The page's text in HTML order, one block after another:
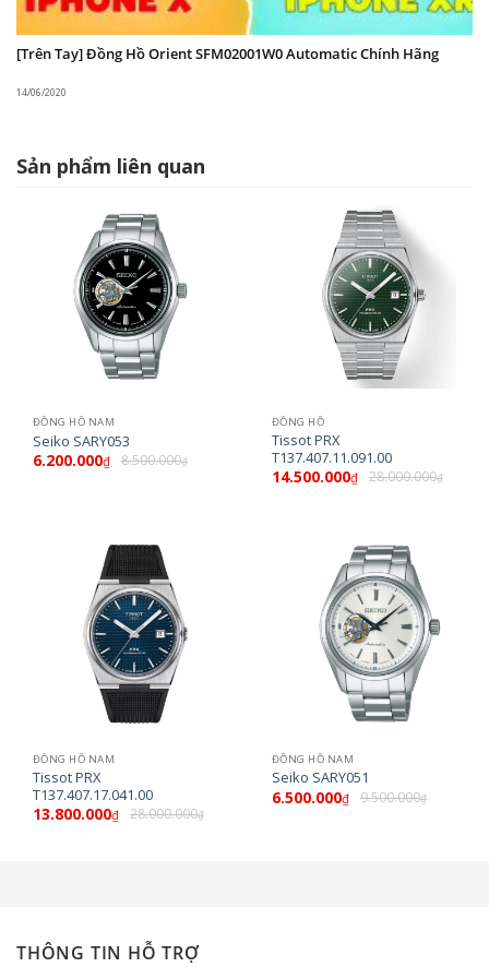
[Trên Tay] Đồng Hồ Orient SFM02001W0 Automatic Chính Hãng
14/06/2020
Sản phẩm liên quan
ĐỒNG HỒ NAM
Seiko SARY053
6.200.000₫ 8.500.000₫
ĐỒNG HỒ
Tissot PRX
T137.407.11.091.00
14.500.000₫ 28.000.000₫
ĐỒNG HỒ NAM
Tissot PRX
T137.407.17.041.00
13.800.000₫ 28.000.000₫
ĐỒNG HỒ NAM
Seiko SARY051
6.500.000₫ 9.500.000₫
THÔNG TIN HỖ TRỢ